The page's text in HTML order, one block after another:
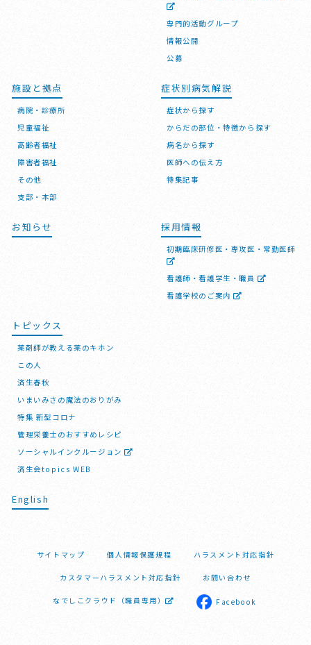
専門的活動グループ
情報公開
公募
施設と拠点
病院・診療所
児童福祉
高齢者福祉
障害者福祉
その他
支部・本部
症状別病気解説
症状から探す
からだの部位・特徴から探す
病名から探す
医師への伝え方
特集記事
お知らせ 採用情報
初期臨床研修医・専攻医・常勤医師
看護師・看護学生・職員
看護学校のご案内
トピックス
薬剤師が教える薬のキホン
この人
済生春秋
いまいみさの魔法のおりがみ
特集 新型コロナ
管理栄養士のおすすめレシピ
ソーシャルインクルージョン
済生会topics WEB
English
サイトマップ 個人情報保護規程 ハラスメント対応指針
カスタマーハラスメント対応指針 お問い合わせ
なでしこクラウド（職員専用） Facebook